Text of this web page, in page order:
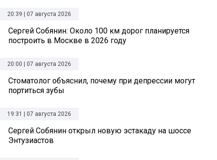
20:39 | 07 августа 2026
Сергей Собянин: Около 100 км дорог планируется
построить в Москве в 2026 году
20:00 | 07 августа 2026
Стоматолог объяснил, почему при депрессии могут
портиться зубы
19:31 | 07 августа 2026
Сергей Собянин открыл новую эстакаду на шоссе
Энтузиастов